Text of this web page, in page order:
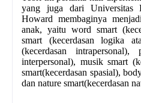
yang juga dari Universitas
Howard membaginya
anak, yaitu word smart
smart (kecerdasan logika
(kecerdasan intrapersonal),
interpersonal), musik smart
smart(kecerdasan spasial),
dan nature smart(kecerdasan